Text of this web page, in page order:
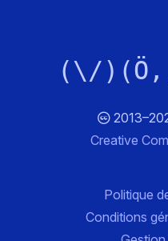
(\/
Creative
Politique
Conditions